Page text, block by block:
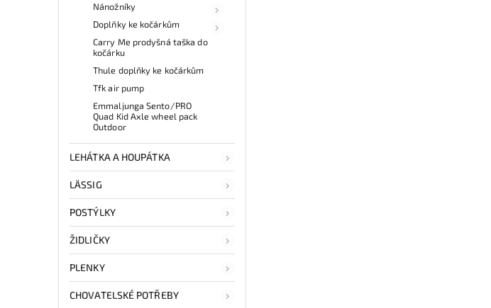
Nánožníky
Doplňky ke kočárkům
Carry Me prodyšná taška do
kočárku
Thule doplňky ke kočárkům
Tfk air pump
Emmaljunga Sento/PRO
Quad Kid Axle wheel pack
Outdoor
LEHÁTKA A HOUPÁTKA
LÄSSIG
POSTÝLKY
ŽIDLIČKY
PLENKY
CHOVATELSKÉ POTŘEBY